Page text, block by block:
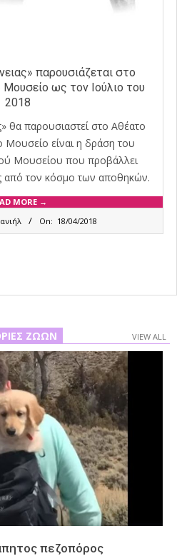
παρουσιάζεται στο
Μουσείο ως τον Ιούλιο του
2018
θα παρουσιαστεί στο Αθέατο
είναι η δράση του
Μουσείου που προβάλλει
από τον κόσμο των αποθηκών.
MORE →
On: 18/04/2018
ΖΏΩΝ VIEW ALL
πεζοπόρος